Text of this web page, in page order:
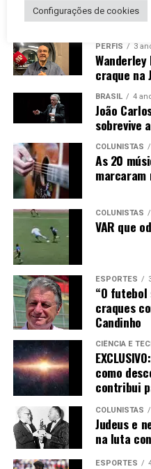
O processo já começa com
software da Galil,
israelenses, sendo
com as necessidades.
Assim, se torna possível
(em países próximos)
país), com equipes
e reduzir custos.
Cada processo costuma
ferramentas e trazer
Indicator (KPIs), que é o
performance do parceiro.
tipo de trabalho:
1 – Extensão de P&D
2 – Automação de controle
3 – Desenvolvimento de
4 – DEVOPS
5 – Serviços de
O conceito DevOps
práticas, ferramentas e
unificam o
Tecnologia da Informação
eficiente e segura, com
amparada pela automação.
PERFIS 3
craque na
BRASIL 4
João
sobrevive
COLUNISTAS
As 20
marcaram
COLUNISTAS
VAR que
ESPORTES
“O
craques
Candinho
CIÊNCIA E
como
contribui
COLUNISTAS
Judeus e
na luta
ESPORTES
Configurações de cookies